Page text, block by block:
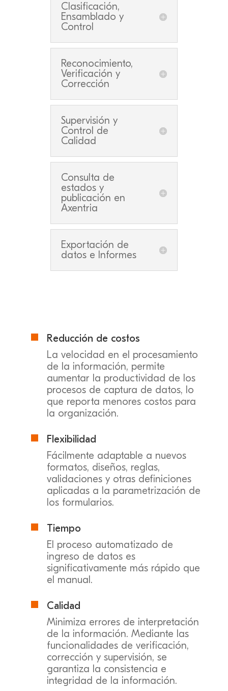
Clasificación,
Ensamblado y
Control
Reconocimiento,
Verificación y
Corrección
Supervisión y
Control de
Calidad
Consulta de
estados y
publicación en
Axentria
Exportación de
datos e Informes
Reducción de costos
La velocidad en el procesamiento
de la información, permite
aumentar la productividad de los
procesos de captura de datos, lo
que reporta menores costos para
la organización.
Flexibilidad
Fácilmente adaptable a nuevos
formatos, diseños, reglas,
validaciones y otras definiciones
aplicadas a la parametrización de
los formularios.
Tiempo
El proceso automatizado de
ingreso de datos es
significativamente más rápido que
el manual.
Calidad
Minimiza errores de interpretación
de la información. Mediante las
funcionalidades de verificación,
corrección y supervisión, se
garantiza la consistencia e
integridad de la información.